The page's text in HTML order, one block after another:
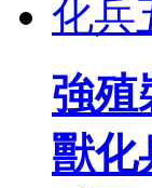
強殖
獸化